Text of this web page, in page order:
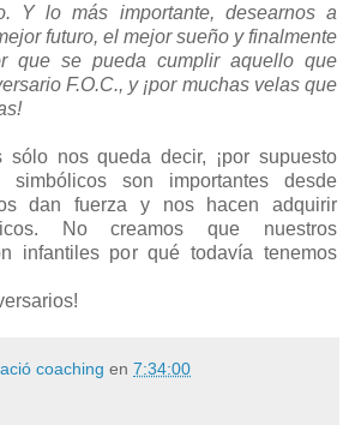
Y lo más importante, desearnos a
futuro, el mejor sueño y finalmente
que se pueda cumplir aquello que
F.O.C., y ¡por muchas velas que
sólo nos queda decir, ¡por supuesto
son importantes desde
dan fuerza y nos hacen adquirir
No creamos que nuestros
infantiles por qué todavía tenemos
coaching en 7:34:00